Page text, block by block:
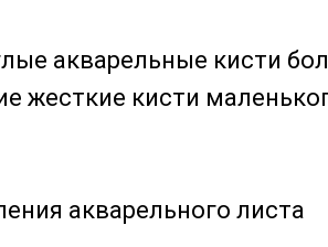
акварельные кисти
жесткие кисти
акварельного листа